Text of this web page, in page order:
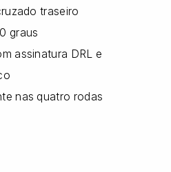
traseiro
graus
assinatura DRL e
nas quatro rodas